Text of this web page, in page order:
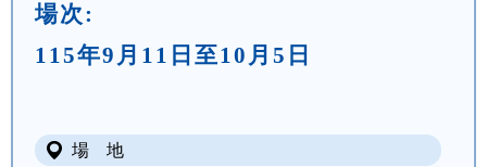
場次:
115年9月11日至10月5日
場 地